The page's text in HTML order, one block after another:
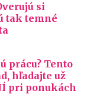
si
tak temné
prácu? Tento
hľadajte už
pri ponukách